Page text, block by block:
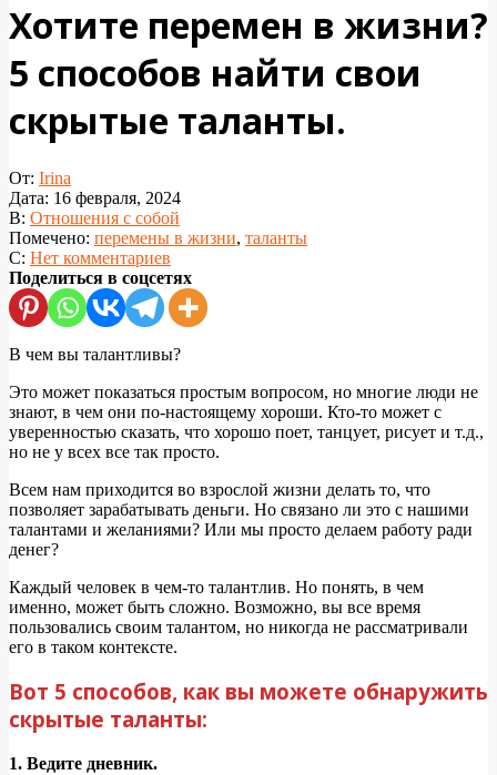
Хотите перемен в жизни?
5 способов найти свои
скрытые таланты.
От: Irina
Дата: 16 февраля, 2024
В: Отношения с собой
Помечено: перемены в жизни, таланты
С: Нет комментариев
Поделиться в соцсетях
В чем вы талантливы?
Это может показаться простым вопросом, но многие люди не
знают, в чем они по-настоящему хороши. Кто-то может с
уверенностью сказать, что хорошо поет, танцует, рисует и т.д.,
но не у всех все так просто.
Всем нам приходится во взрослой жизни делать то, что
позволяет зарабатывать деньги. Но связано ли это с нашими
талантами и желаниями? Или мы просто делаем работу ради
денег?
Каждый человек в чем-то талантлив. Но понять, в чем
именно, может быть сложно. Возможно, вы все время
пользовались своим талантом, но никогда не рассматривали
его в таком контексте.
Вот 5 способов, как вы можете обнаружить
скрытые таланты:
1. Ведите дневник.